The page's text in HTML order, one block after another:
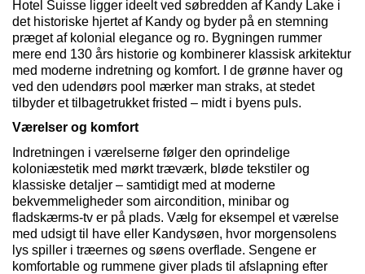
Hotel Suisse ligger ideelt ved søbredden af Kandy Lake i
det historiske hjertetaf Kandy og byder på en stemning
prægetaf ko lonial elegance og ro. Bygningen rummer
mere end 130 års historie og kombinerer klassisk arkitektur
med moderne indretning og komfort. I de grønne haver og
ved den udendørs pool mærker man straks, at stedet
tilbyder et tilbagetrukket fristed – midt i byens puls.
Værelser og komfort
Indretningen i værelserne følger den oprindelige
koloniæstetik med mørkt træværk, bløde tekstiler og
klassiske detaljer – samtidigt med at moderne
bekvemmeligheder som aircondition, minibar og
fladskærms-tv er på plads. Vælg for eksempel et værelse
med udsigt til have eller Kandysøen, hvor morgensolens
lys spiller i træernes og søens overflade. Sengene er
komfortable og rummene giver plads til afslapning efter